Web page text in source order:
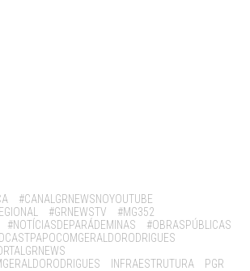
#CANALGRNEWSNOYOUTUBE
#GRNEWSTV
#MG352
#NOTÍCIASDEPARÁDEMINAS
#OBRASPÚBLICAS
INFRAESTRUTURA PGR